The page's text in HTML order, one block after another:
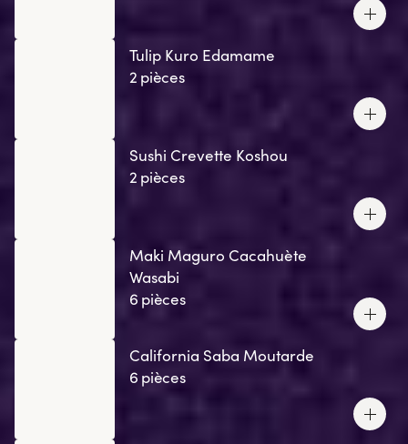
Tulip Kuro Edamame
2 pièces
Sushi Crevette Koshou
2 pièces
Maki Maguro Cacahuète
Wasabi
6 pièces
California Saba Moutarde
6 pièces